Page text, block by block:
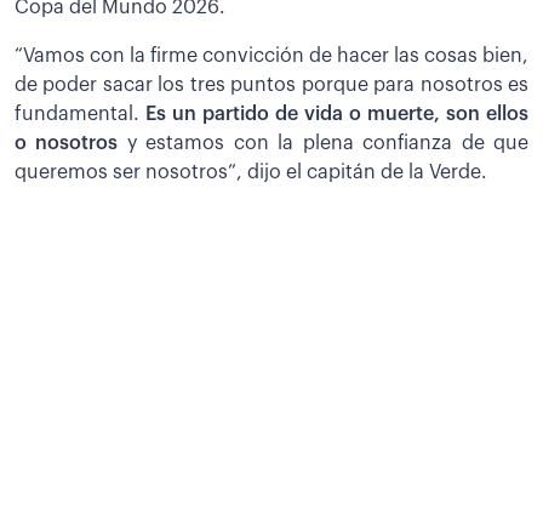
Copa del Mundo 2026.
“Vamos con la firme convicción de hacer las cosas bien,
de poder sacar los tres puntos porque para nosotros es
fundamental.
Es un partido de vida o muerte, son ellos
o nosotros y estamos con la plena confianza de que
queremos ser nosotros”, dijo el capitán de la Verde.